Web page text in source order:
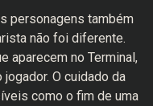
personagens também
não foi diferente.
aparecem no Terminal,
O cuidado da
como o fim de uma